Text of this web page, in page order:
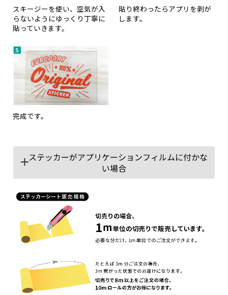
スキージーを使い、空気が入
らないようにゆっくり丁寧に
貼っていきます。
貼り終わったらアプリを剥が
します。
完成です。
ステッカーがアプリケーションフィルムに付かな
い場合